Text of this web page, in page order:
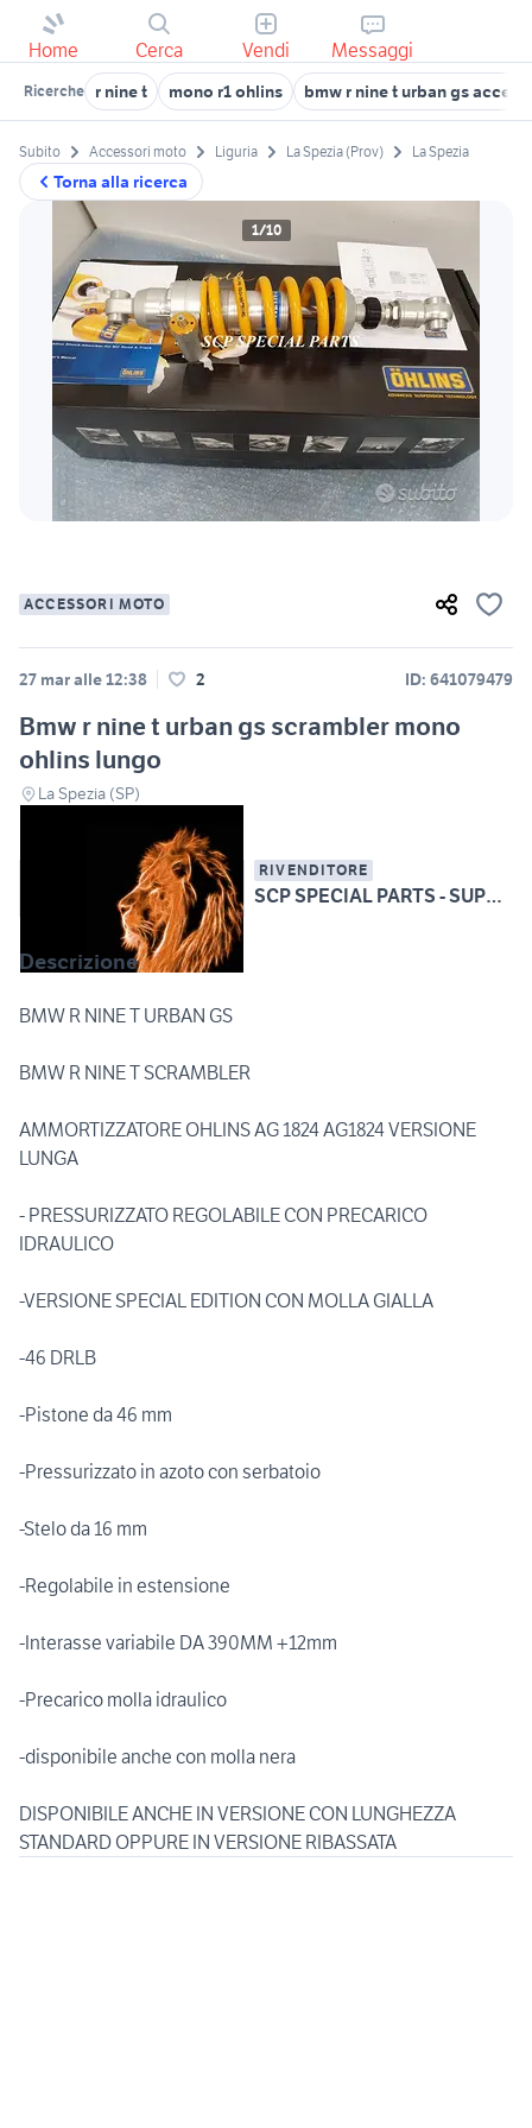
Home Cerca Vendi Messaggi
Ricerche r nine t mono r1 ohlins bmw r nine t urban gs
Torna alla ricerca
Subito Accessori moto Liguria La Spezia (Prov) La Spezia
1/10
ACCESSORI MOTO
27 mar alle 12:38 2 ID: 641079479
Bmw r nine t urban gs scrambler mono
ohlins lungo
La Spezia (SP)
RIVENDITORE
SCP SPECIAL PARTS - SUPERBIKE CARBON PARTS
Descrizione
BMW R NINE T URBAN GS
BMW R NINE T SCRAMBLER
AMMORTIZZATORE OHLINS AG 1824 AG1824 VERSIONE
LUNGA
- PRESSURIZZATO REGOLABILE CON PRECARICO
IDRAULICO
-VERSIONE SPECIAL EDITION CON MOLLA GIALLA
-46 DRLB
-Pistone da 46 mm
-Pressurizzato in azoto con serbatoio
-Stelo da 16 mm
-Regolabile in estensione
-Interasse variabile DA 390MM +12mm
-Precarico molla idraulico
-disponibile anche con molla nera
DISPONIBILE ANCHE IN VERSIONE CON LUNGHEZZA
STANDARD OPPURE IN VERSIONE RIBASSATA